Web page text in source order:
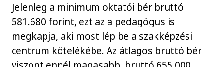
Jelenleg a minimum oktatói bér bruttó
581.680 forint, ezt az a pedagógus is
megkapja, aki most lép be a szakképzési
centrum kötelékébe. Az átlagos bruttó bér